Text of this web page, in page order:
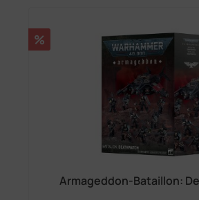
Rabatt
%
Armageddon-Bataillon: